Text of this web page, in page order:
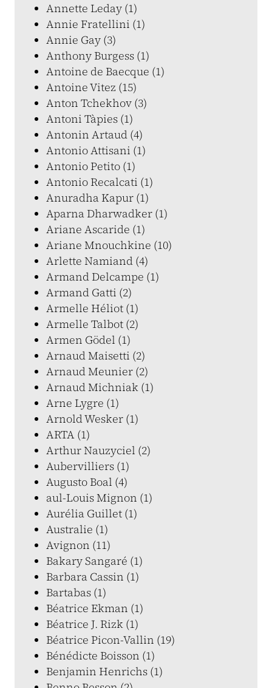
Annette Leday (1)
Annie Fratellini (1)
Annie Gay (3)
Anthony Burgess (1)
Antoine de Baecque (1)
Antoine Vitez (15)
Anton Tchekhov (3)
Antoni Tàpies (1)
Antonin Artaud (4)
Antonio Attisani (1)
Antonio Petito (1)
Antonio Recalcati (1)
Anuradha Kapur (1)
Aparna Dharwadker (1)
Ariane Ascaride (1)
Ariane Mnouchkine (10)
Arlette Namiand (4)
Armand Delcampe (1)
Armand Gatti (2)
Armelle Héliot (1)
Armelle Talbot (2)
Armen Gödel (1)
Arnaud Maisetti (2)
Arnaud Meunier (2)
Arnaud Michniak (1)
Arne Lygre (1)
Arnold Wesker (1)
ARTA (1)
Arthur Nauzyciel (2)
Aubervilliers (1)
Augusto Boal (4)
aul-Louis Mignon (1)
Aurélia Guillet (1)
Australie (1)
Avignon (11)
Bakary Sangaré (1)
Barbara Cassin (1)
Bartabas (1)
Béatrice Ekman (1)
Béatrice J. Rizk (1)
Béatrice Picon-Vallin (19)
Bénédicte Boisson (1)
Benjamin Henrichs (1)